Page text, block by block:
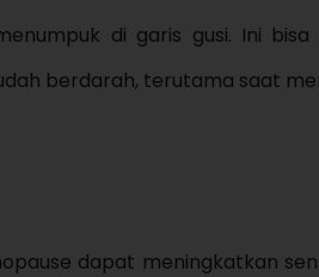
di garis gusi. Ini bisa
berdarah, terutama saat
dapat meningkatkan